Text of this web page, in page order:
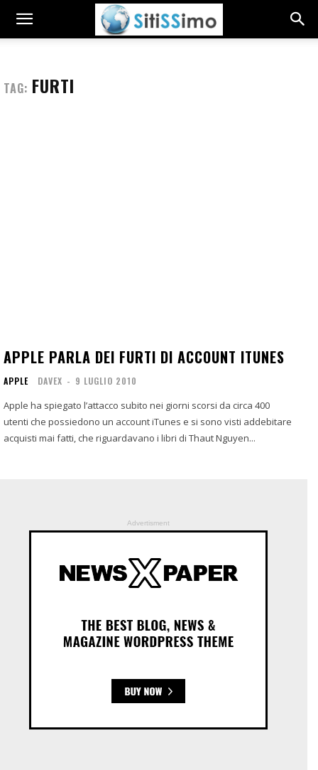
TAG: FURTI
APPLE PARLA DEI FURTI DI ACCOUNT ITUNES
APPLE DAVEX - 9 LUGLIO 2010
Apple ha spiegato l’attacco subito nei giorni scorsi da circa 400
utenti che possiedono un account iTunes e si sono visti addebitare
acquisti mai fatti, che riguardavano i libri di Thaut Nguyen...
Advertisment